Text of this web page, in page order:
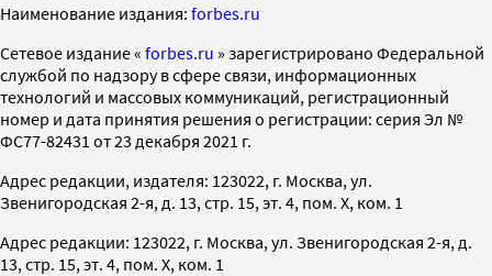
Наименование издания: forbes.ru
Cетевое издание « forbes.ru » зарегистрировано Федеральной
службой по надзору в сфере связи, информационных
технологий и массовых коммуникаций, регистрационный
номер и дата принятия решения о регистрации: серия Эл №
ФС77-82431 от 23 декабря 2021 г.
Адрес редакции, издателя: 123022, г. Москва, ул.
Звенигородская 2-я, д. 13, стр. 15, эт. 4, пом. X, ком. 1
Адрес редакции: 123022, г. Москва, ул. Звенигородская 2-я, д.
13, стр. 15, эт. 4, пом. X, ком. 1